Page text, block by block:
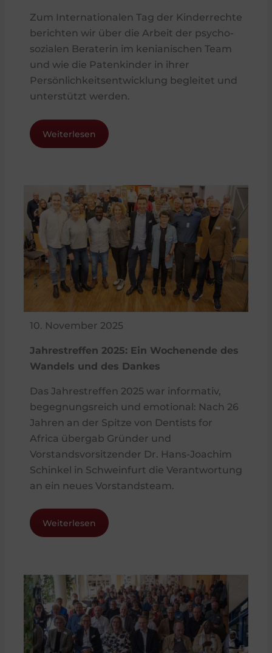
Zum Internationalen Tag der Kinderrechte
berichten wir über die Arbeit der psycho-
sozialen Beraterin im kenianischen Team
und wie die Patenkinder in ihrer
Persönlichkeitsentwicklung begleitet und
unterstützt werden.
Weiterlesen
10. November 2025
Jahrestreffen 2025: Ein Wochenende des
Wandels und des Dankes
Das Jahrestreffen 2025 war informativ,
begegnungsreich und emotional: Nach 26
Jahren an der Spitze von Dentists for
Africa übergab Gründer und
Vorstandsvorsitzender Dr. Hans-Joachim
Schinkel in Schweinfurt die Verantwortung
an ein neues Vorstandsteam.
Weiterlesen